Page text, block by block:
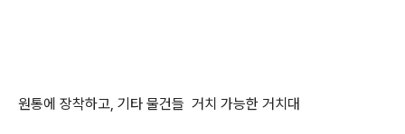
원통에 장착하고, 기타 물건들 거치 가능한 거치대